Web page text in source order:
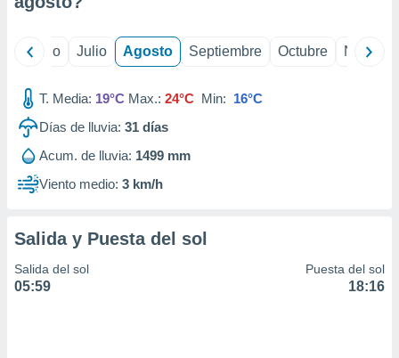
mediante
publicidad
publicidad
1199
Junio Julio Agosto Septiembre Octubre
T. Media: 19°C Max.: 24°C Min: 16°C
Días de lluvia: 31 días
Acum. de lluvia: 1499 mm
Viento medio: 3 km/h
Salida y Puesta del sol
Salida del sol
05:59
Puesta del sol
18:16